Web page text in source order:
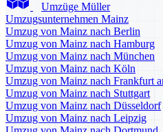
Umzüge Müller
Umzugsunternehmen Mainz
Umzug von Mainz nach Berlin
Umzug von Mainz nach Hamburg
Umzug von Mainz nach München
Umzug von Mainz nach Köln
Umzug von Mainz nach Frankfurt
Umzug von Mainz nach Stuttgart
Umzug von Mainz nach Düsseldorf
Umzug von Mainz nach Leipzig